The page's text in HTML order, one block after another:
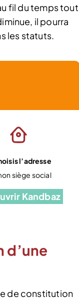
fil du temps tout
il pourra
les statuts.
l’adresse
siège social
Kandbaz
de constitution